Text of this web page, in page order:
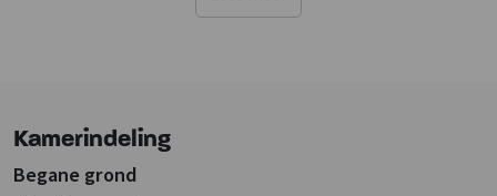
Douches
Toiletten: 11
Badkamers: 9
Kamerindeling
Begane grond